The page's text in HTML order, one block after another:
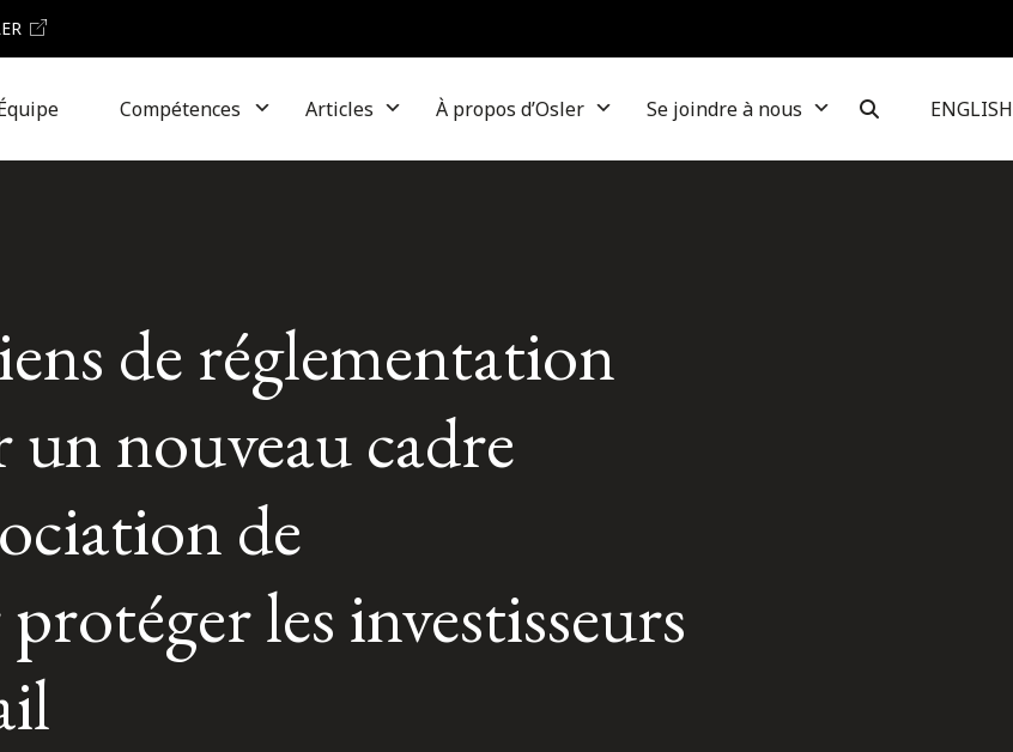
Compétences Articles À propos d’Osler Se joindre à nous ENGLISH
de réglementation
nouveau cadre
de
les investisseurs